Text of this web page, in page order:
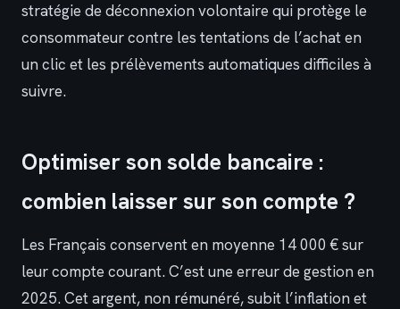
stratégie de déconnexion volontaire qui protège le
consommateur contre les tentations de l’achat en
un clic et les prélèvements automatiques difficiles à
suivre.
Optimiser son solde bancaire :
combien laisser sur son compte ?
Les Français conservent en moyenne 14 000 € sur
leur compte courant. C’est une erreur de gestion en
2025. Cet argent, non rémunéré, subit l’inflation et